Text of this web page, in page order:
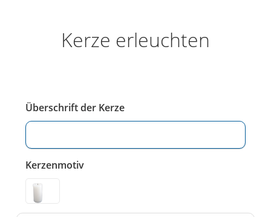
Kerze erleuchten
Überschrift der Kerze
Kerzenmotiv